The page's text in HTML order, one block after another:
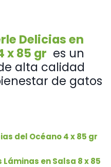
Delicias en
x 85 gr es un
alta calidad
de gatos
del Océano 4 x 85 gr
en Salsa 8 x 85